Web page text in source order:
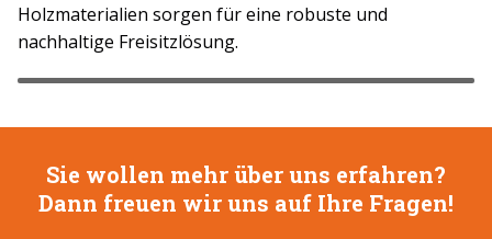
Holzmaterialien sorgen für eine robuste und
nachhaltige Freisitzlösung.
Sie wollen mehr über uns erfahren?
Dann freuen wir uns auf Ihre Fragen!